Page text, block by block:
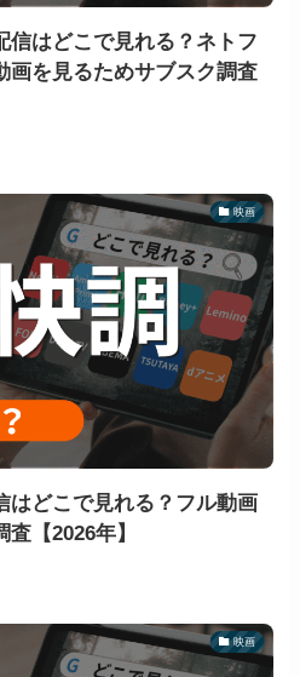
信はどこで見れる？ネトフ
画を見るためサブスク調査
映画
はどこで見れる？フル動画
【2026年】
映画